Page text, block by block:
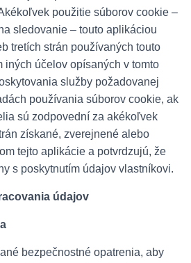
použitie súborov cookie –
sledovanie – touto aplikáciou
tretích strán používaných touto
iných účelov opísaných v tomto
služby požadovanej
používania súborov cookie, ak
sú zodpovední za akékoľvek
získané, zverejnené alebo
tejto aplikácie a potvrdzujú, že
s poskytnutím údajov vlastníkovi.
údajov
bezpečnostné opatrenia, aby